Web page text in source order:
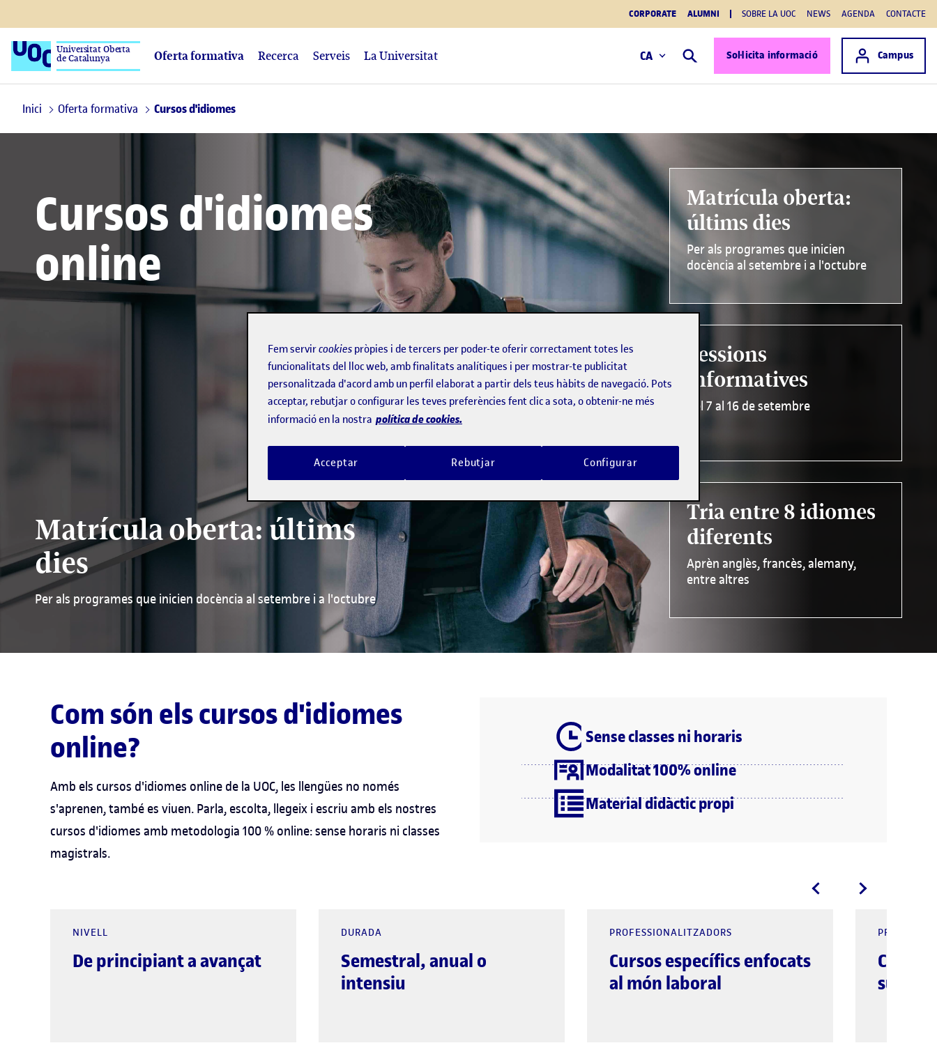
CORPORATE ALUMNI SOBRE LA UOC NEWS AGENDA CONTACTE
Universitat Oberta
de Catalunya Cercar Sol·licita informació Accés a
Campus
Oferta formativa Recerca Serveis La Universitat CA
Inici Oferta formativa Cursos d'idiomes
Cursos d'idiomes
online
Matrícula oberta:
últims dies
Per als programes que inicien
docència al setembre i a l'octubre
Sessions
informatives
Del 7 al 16 de setembre
Tria entre 8 idiomes
diferents
Aprèn anglès, francès, alemany,
entre altres
Matrícula oberta: últims
dies
Per als programes que inicien docència al setembre i a l'octubre
Com són els cursos d'idiomes
online?
Amb els cursos d'idiomes online de la UOC, les llengües no només
s'aprenen, també es viuen. Parla, escolta, llegeix i escriu amb els nostres
cursos d'idiomes amb metodologia 100 % online: sense horaris ni classes
magistrals.
Sense classes ni horaris
Modalitat 100% online
Material didàctic propi
NIVELL
De principiant a avançat
DURADA
Semestral, anual o
intensiu
PROFESSIONALITZADORS
Cursos específics enfocats
al món laboral
Fem servircookies pròpies i de tercers per poder-te oferir correctament totes les
funcionalitats del lloc web, amb finalitats analítiques i per mostrar-te publicitat
personalitzada d'acord amb un perfil elaborat a partir dels teus hàbits de navegació. Pots
acceptar, rebutjar o configurar les teves preferències fent clic a sota, o obtenir-ne més
informació en la nostra política de cookies.
Rebutjar
Acceptar Configurar